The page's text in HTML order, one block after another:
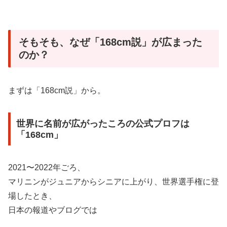
そもそも、なぜ「168cm説」が広まった
のか？
まずは「168cm説」から。
世界に名前が広がったころの公式プロフは
「168cm」
2021〜2022年ごろ、
マリニンがジュニアからシニアに上がり、世界選手権に登
場したとき、
日本の報道やブログでは